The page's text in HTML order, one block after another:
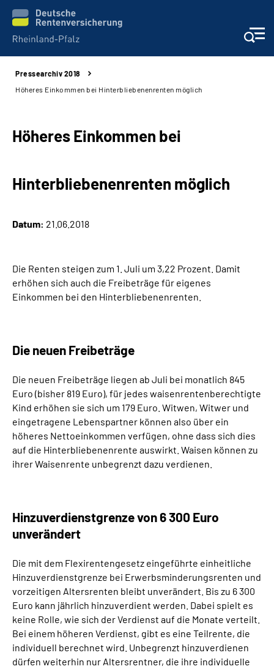
Karriere
Inhalte in Gebärdensprache (DGS)
Suche
Mein Kundenportal
Pressearchiv 2018
Höheres Einkommen bei Hinterbliebenenrenten möglich
Höheres Einkommen bei
Hinterbliebenenrenten möglich
Datum: 21.06.2018
Die Renten steigen zum 1. Juli um 3,22 Prozent. Damit
erhöhen sich auch die Freibeträge für eigenes
Einkommen bei den Hinterbliebenenrenten.
Die neuen Freibeträge
Die neuen Freibeträge liegen ab Juli bei monatlich 845
Euro (bisher 819 Euro), für jedes waisenrentenberechtigte
Kind erhöhen sie sich um 179 Euro. Witwen, Witwer und
eingetragene Lebenspartner können also über ein
höheres Nettoeinkommen verfügen, ohne dass sich dies
auf die Hinterbliebenenrente auswirkt. Waisen können zu
ihrer Waisenrente unbegrenzt dazu verdienen.
Hinzuverdienstgrenze von 6 300 Euro
unverändert
Die mit dem Flexirentengesetz eingeführte einheitliche
Hinzuverdienstgrenze bei Erwerbsminderungsrenten und
vorzeitigen Altersrenten bleibt unverändert. Bis zu 6 300
Euro kann jährlich hinzuverdient werden. Dabei spielt es
keine Rolle, wie sich der Verdienst auf die Monate verteilt.
Bei einem höheren Verdienst, gibt es eine Teilrente, die
individuell berechnet wird. Unbegrenzt hinzuverdienen
dürfen weiterhin nur Altersrentner, die ihre individuelle